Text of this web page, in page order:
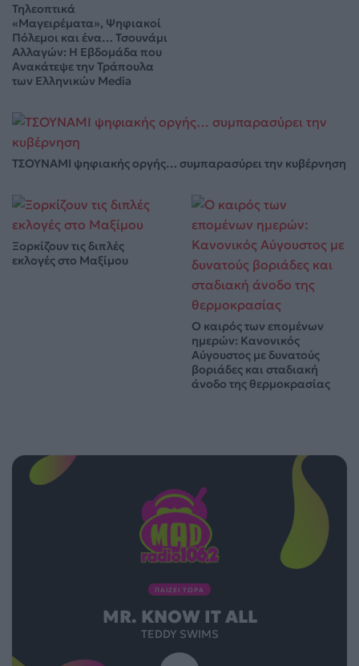
Τηλεοπτικά
«Μαγειρέματα», Ψηφιακοί
Πόλεμοι και ένα… Τσουνάμι
Αλλαγών: Η Εβδομάδα που
Ανακάτεψε την Τράπουλα
των Ελληνικών Media
ΤΣΟΥΝΑΜΙ ψηφιακής οργής… συμπαρασύρει την κυβέρνηση
Ξορκίζουν τις διπλές
εκλογές στο Μαξίμου
Ο καιρός των επομένων
ημερών: Κανονικός
Αύγουστος με δυνατούς
βοριάδες και σταδιακή
άνοδο της θερμοκρασίας
ΠΑΙΖΕΙ ΤΩΡΑ
MR. KNOW IT ALL
TEDDY SWIMS